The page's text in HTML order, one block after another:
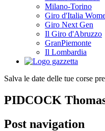
Milano-Torino
Giro d'Italia
Giro Next Gen
Il Giro d'Abruzzo
GranPiemonte
Il Lombardia
Salva le date delle tue corse
PIDCOCK
Post navigation